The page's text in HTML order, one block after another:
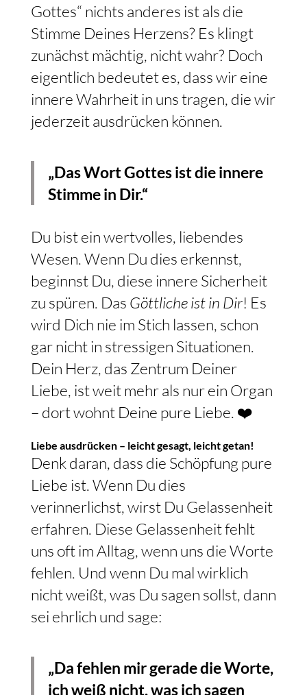
Gottes“ nichts anderes ist als die
Stimme Deines Herzens? Es klingt
zunächst mächtig, nicht wahr? Doch
eigentlich bedeutet es, dass wir eine
innere Wahrheit in uns tragen, die wir
jederzeit ausdrücken können.
„Das Wort Gottes ist die innere
Stimme in Dir.“
Du bist ein wertvolles, liebendes
Wesen. Wenn Du dies erkennst,
beginnst Du, diese innere Sicherheit
zu spüren. Das Göttliche ist in Dir! Es
wird Dich nie im Stich lassen, schon
gar nicht in stressigen Situationen.
Dein Herz, das Zentrum Deiner
Liebe, ist weit mehr als nur ein Organ
– dort wohnt Deine pure Liebe. ❤️
Liebe ausdrücken – leicht gesagt, leicht getan!
Denk daran, dass die Schöpfung pure
Liebe ist. Wenn Du dies
verinnerlichst, wirst Du Gelassenheit
erfahren. Diese Gelassenheit fehlt
uns oft im Alltag, wenn uns die Worte
fehlen. Und wenn Du mal wirklich
nicht weißt, was Du sagen sollst, dann
sei ehrlich und sage:
„Da fehlen mir gerade die Worte,
ich weiß nicht, was ich sagen